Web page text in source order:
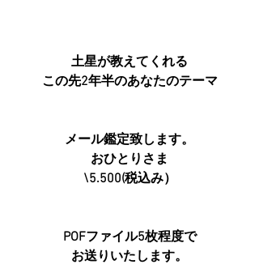
土星が教えてくれる
この先2年半のあなたのテーマ
メール鑑定致します。
おひとりさま
\5.500(税込み）
POFファイル5枚程度で
お送りいたします。